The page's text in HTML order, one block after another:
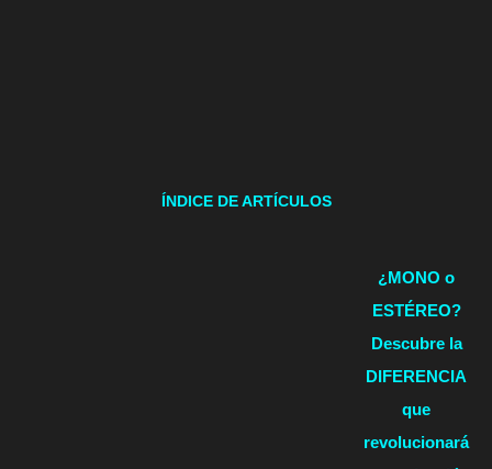
ÍNDICE DE ARTÍCULOS
¿MONO o
ESTÉREO?
Descubre la
DIFERENCIA
que
revolucionará